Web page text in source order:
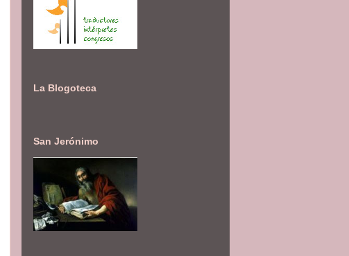
La Blogoteca
San Jerónimo